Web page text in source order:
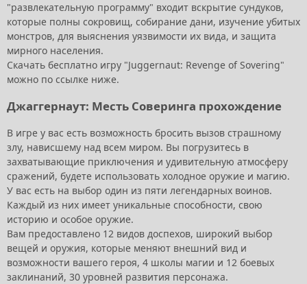
"развлекательную программу" входит вскрытие сундуков,
которые полны сокровищ, собирание дани, изучение убитых
монстров, для выяснения уязвимости их вида, и защита
мирного населения.
Скачать бесплатно игру "Juggernaut: Revenge of Sovering"
можно по ссылке ниже.
Джаггернаут: Месть Соверинга прохождение
В игре у вас есть возможность бросить вызов страшному
злу, нависшему над всем миром. Вы погрузитесь в
захватывающие приключения и удивительную атмосферу
сражений, будете использовать холодное оружие и магию.
У вас есть на выбор один из пяти легендарных воинов.
Каждый из них имеет уникальные способности, свою
историю и особое оружие.
Вам предоставлено 12 видов доспехов, широкий выбор
вещей и оружия, которые меняют внешний вид и
возможности вашего героя, 4 школы магии и 12 боевых
заклинаний, 30 уровней развития персонажа.